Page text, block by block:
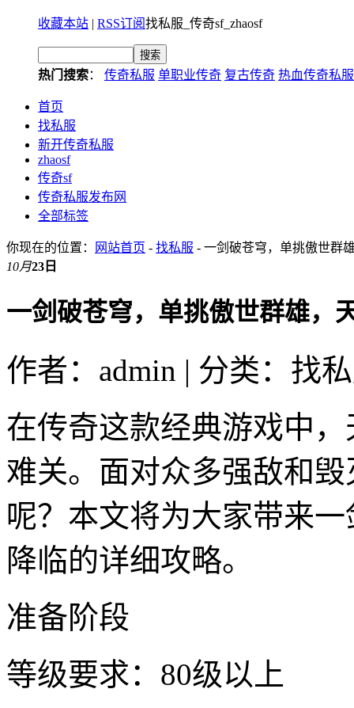
收藏本站 | RSS订阅找私服_传奇sf_zhaosf
热门搜索： 传奇私服 单职业传奇 复古传奇 热血传奇私服
首页
找私服
新开传奇私服
zhaosf
传奇sf
传奇私服发布网
全部标签
你现在的位置： 网站首页 - 找私服 - 一剑破苍穹，单挑傲世群
10月23日
一剑破苍穹，单挑傲世群雄，
作者：admin | 分类：找
在传奇这款经典游戏中
难关。面对众多强敌和
呢？本文将为大家带来
降临的详细攻略。
准备阶段
等级要求：80级以上